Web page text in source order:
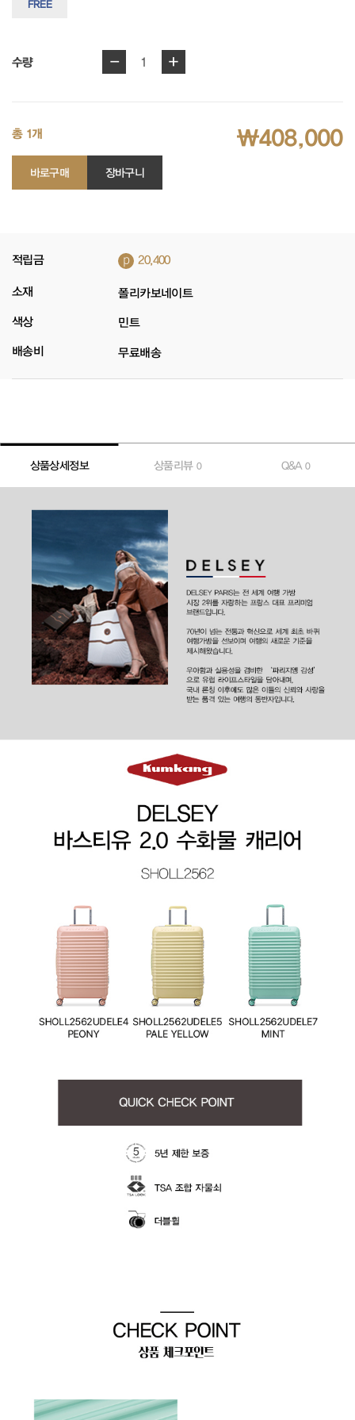
FREE
수량 - 1 +
총 1개 ₩408,000
바로구매 장바구니
적립금 p 20,400
소재 폴리카보네이트
색상 민트
배송비 무료배송
상품상세정보 상품리뷰 0 Q&A0